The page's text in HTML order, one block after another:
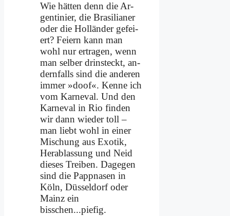
Wie hät­ten denn die Ar­
gen­ti­ni­er, die Bra­si­lia­ner
oder die Hol­län­der ge­fei­
ert? Fei­ern kann man
wohl nur er­tra­gen, wenn
man sel­ber drin­steckt, an­
dern­falls sind die an­de­ren
im­mer »doof«. Ken­ne ich
vom Kar­ne­val. Und den
Kar­ne­val in Rio fin­den
wir dann wie­der toll –
man liebt wohl in ei­ner
Mi­schung aus Exo­tik,
Her­ab­las­sung und Neid
die­ses Trei­ben. Da­ge­gen
sind die Papp­na­sen in
Köln, Düs­sel­dorf oder
Mainz ein
bisschen...piefig.